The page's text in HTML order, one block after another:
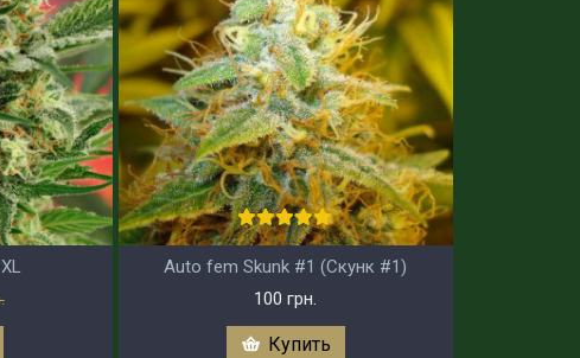
Auto fem Skunk #1 (Скунк #1)
100 грн.
Купить